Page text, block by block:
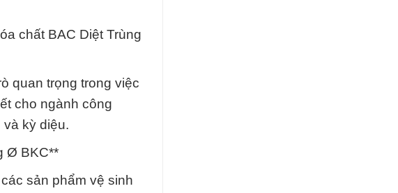
chất BAC Diệt Trùng
quan trọng trong việc
cho ngành công
kỳ diệu.
Ø BKC**
sản phẩm vệ sinh